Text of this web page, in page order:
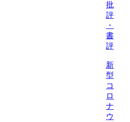
批
評
・
書
評
新
型
コ
ロ
ナ
ウ